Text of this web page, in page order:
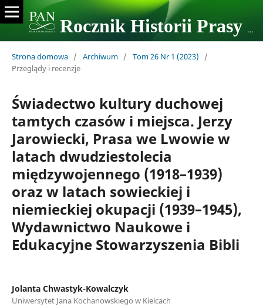
Rocznik Historii Prasy Polskiej
Strona domowa / Archiwum / Tom 26 Nr 1 (2023)
/
Przeglądy i recenzje
Świadectwo kultury duchowej
tamtych czasów i miejsca. Jerzy
Jarowiecki, Prasa we Lwowie w
latach dwudziestolecia
międzywojennego (1918–1939)
oraz w latach sowieckiej i
niemieckiej okupacji (1939–1945),
Wydawnictwo Naukowe i
Edukacyjne Stowarzyszenia Bibli
Jolanta Chwastyk-Kowalczyk
Uniwersytet Jana Kochanowskiego w Kielcach